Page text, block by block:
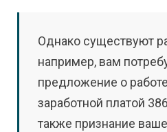
Однако существуют
например, вам
предложение о
заработной платой
также признание